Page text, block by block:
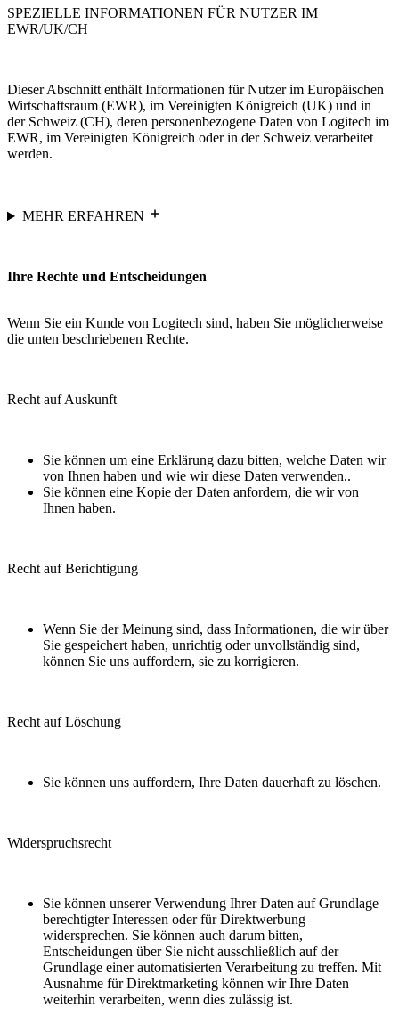
SPEZIELLE INFORMATIONEN FÜR NUTZER IM
EWR/UK/CH
Dieser Abschnitt enthält Informationen für Nutzer im Europäischen
Wirtschaftsraum (EWR), im Vereinigten Königreich (UK) und in
der Schweiz (CH), deren personenbezogene Daten von Logitech im
EWR, im Vereinigten Königreich oder in der Schweiz verarbeitet
werden.
MEHR ERFAHREN
Ihre Rechte und Entscheidungen
Wenn Sie ein Kunde von Logitech sind, haben Sie möglicherweise
die unten beschriebenen Rechte.
Recht auf Auskunft
Sie können um eine Erklärung dazu bitten, welche Daten wir
von Ihnen haben und wie wir diese Daten verwenden..
Sie können eine Kopie der Daten anfordern, die wir von
Ihnen haben.
Recht auf Berichtigung
Wenn Sie der Meinung sind, dass Informationen, die wir über
Sie gespeichert haben, unrichtig oder unvollständig sind,
können Sie uns auffordern, sie zu korrigieren.
Recht auf Löschung
Sie können uns auffordern, Ihre Daten dauerhaft zu löschen.
Widerspruchsrecht
Sie können unserer Verwendung Ihrer Daten auf Grundlage
berechtigter Interessen oder für Direktwerbung
widersprechen. Sie können auch darum bitten,
Entscheidungen über Sie nicht ausschließlich auf der
Grundlage einer automatisierten Verarbeitung zu treffen. Mit
Ausnahme für Direktmarketing können wir Ihre Daten
weiterhin verarbeiten, wenn dies zulässig ist.